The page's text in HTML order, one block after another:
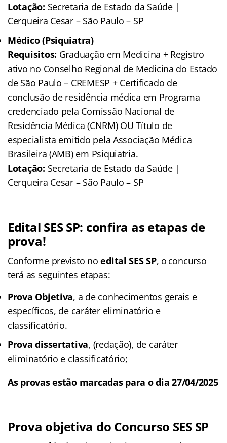
Lotação: Secretaria de Estado da Saúde |
Cerqueira Cesar – São Paulo – SP
Médico (Psiquiatra)
Requisitos: Graduação em Medicina + Registro
ativo no Conselho Regional de Medicina do Estado
de São Paulo – CREMESP + Certificado de
conclusão de residência médica em Programa
credenciado pela Comissão Nacional de
Residência Médica (CNRM) OU Título de
especialista emitido pela Associação Médica
Brasileira (AMB) em Psiquiatria.
Lotação: Secretaria de Estado da Saúde |
Cerqueira Cesar – São Paulo – SP
Edital SES SP: confira as etapas de
prova!
Conforme previsto no edital SES SP, o concurso
terá as seguintes etapas:
Prova Objetiva, a de conhecimentos gerais e
específicos, de caráter eliminatório e
classificatório.
Prova dissertativa, (redação), de caráter
eliminatório e classificatório;
As provas estão marcadas para o dia 27/04/2025
Prova objetiva do Concurso SES SP